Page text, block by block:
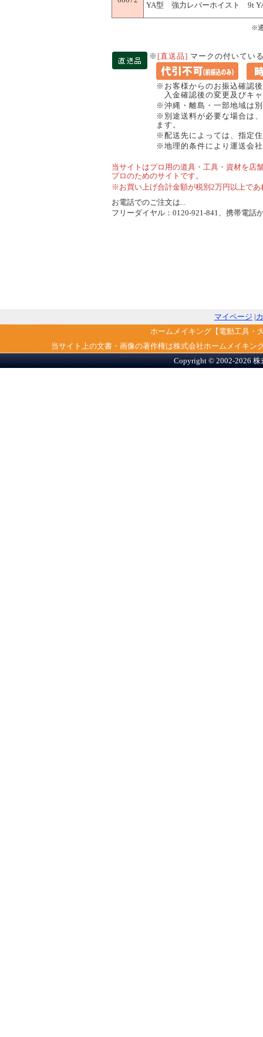
YA型 強力レバーホイスト 9t
※
※ [直送品] マークの付いてい
※お客様からのお振込確認
入金確認後の変更及びキ
※沖縄・離島・一部地域は
※別途送料が必要な場合は
ます。
※配送先によっては、指定
※地理的条件により運送会
当サイトはプロ用の道具・工具・資材を店
プロのためのサイトです。
※お買い上げ合計金額が税別2万円以上で
お電話でのご注文は...
フリーダイヤル：0120-921-841、携帯電
マイページ |
ホームメイキング【電動工具・
当サイト上の文書・画像の著作権は株式会社ホームメイキ
Copyright © 2002-2026